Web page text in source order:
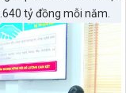
tỷ đồng mỗi năm.